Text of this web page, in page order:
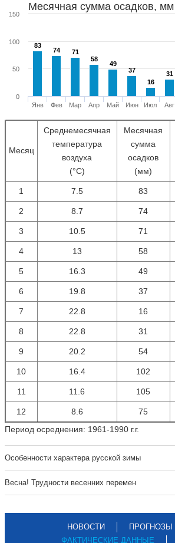
Месячная сумма осадков, мм
83
83
74
74 71
71
58
58
49
49
37
37
16
16
31
31
Янв Фев Мар Апр Май Июн Июл Авг
0
50
100
150
Месяц
Среднемесячная
температура
воздуха
(°С)
Месячная
сумма
осадков
(мм)
1 7.5 83
2 8.7 74
3 10.5 71
4 13 58
5 16.3 49
6 19.8 37
7 22.8 16
8 22.8 31
9 20.2 54
10 16.4 102
11 11.6 105
12 8.6 75
Период осреднения: 1961-1990 г.г.
Особенности характера русской зимы
Весна! Трудности весенних перемен
НОВОСТИ
ПРОГНОЗЫ
ФАКТИЧЕСКИЕ ДАННЫЕ